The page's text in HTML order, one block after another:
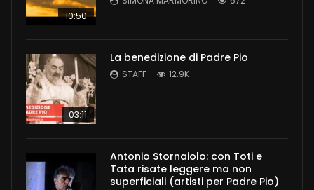
10:50
03:11
La benedizione di Padre Pio
STAFF 12.9K
Antonio Stornaiolo: con Toti e
Tata risate leggere ma non
superficiali (artisti per Padre Pio)